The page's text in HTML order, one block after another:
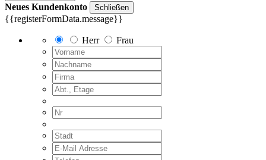
Neues Kundenkonto Schließen
{{registerFormData.message}}
Herr Frau